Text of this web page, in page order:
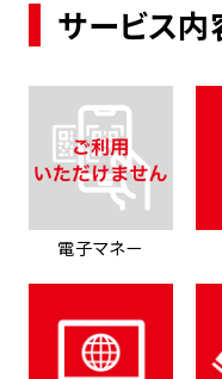
サービス内
電子マネー